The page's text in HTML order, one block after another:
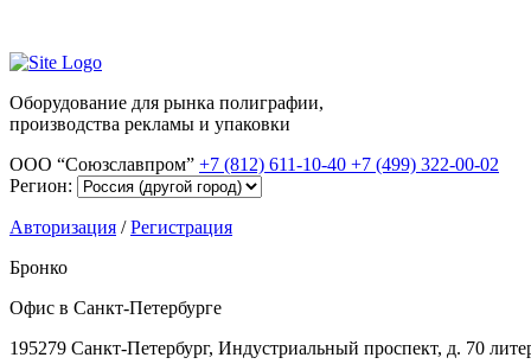
Оборудование для рынка полиграфии,
производства рекламы и упаковки
ООО “Союзславпром” +7 (812) 611-10-40 +7 (499) 322-00-02
Регион:
Авторизация /Регистрация
Бронко
Офис в Санкт-Петербурге
195279 Санкт-Петербург, Индустриальный проспект, д. 70